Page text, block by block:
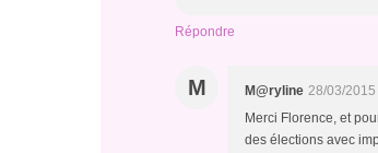
Répondre
M M@ryline 28/03/2015
Merci Florence, et
des élections avec